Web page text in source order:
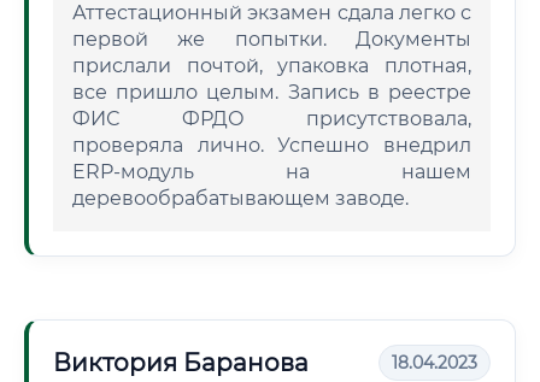
Аттестационный экзамен сдала легко с
первой же попытки. Документы
прислали почтой, упаковка плотная,
все пришло целым. Запись в реестре
ФИС ФРДО присутствовала,
проверяла лично. Успешно внедрил
ERP-модуль на нашем
деревообрабатывающем заводе.
Виктория Баранова 18.04.2023